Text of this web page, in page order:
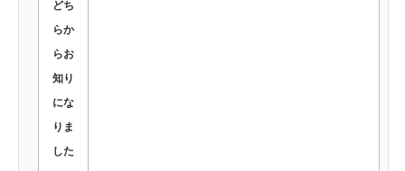
どち
らか
らお
知り
にな
りま
した